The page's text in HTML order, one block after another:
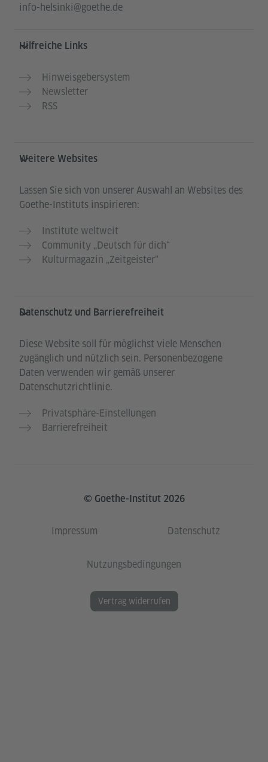
info-helsinki@goethe.de
Hilfreiche Links
Hinweisgebersystem
Newsletter
RSS
Weitere Websites
Lassen Sie sich von unserer Auswahl an Websites des
Goethe-Instituts inspirieren:
Institute weltweit
Community „Deutsch für dich“
Kulturmagazin „Zeitgeister“
Datenschutz und Barrierefreiheit
Diese Website soll für möglichst viele Menschen
zugänglich und nützlich sein. Personenbezogene
Daten verwenden wir gemäß unserer
Datenschutzrichtlinie.
Privatsphäre-Einstellungen
Barrierefreiheit
© Goethe-Institut 2026
Impressum Datenschutz
Nutzungsbedingungen
Vertrag widerrufen